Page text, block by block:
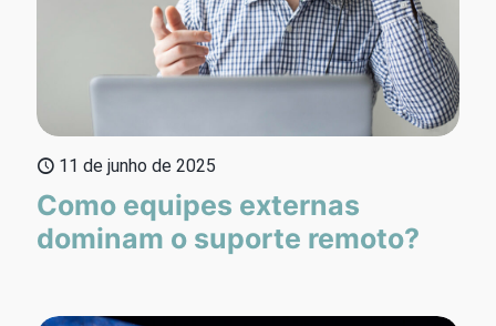
11 de junho de 2025
Como equipes externas
dominam o suporte remoto?